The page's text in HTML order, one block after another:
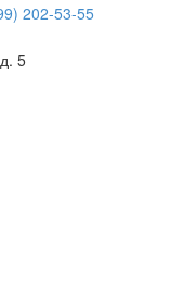
202-53-55
5